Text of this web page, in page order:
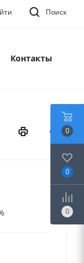
Поиск
Контакты
0
0
0